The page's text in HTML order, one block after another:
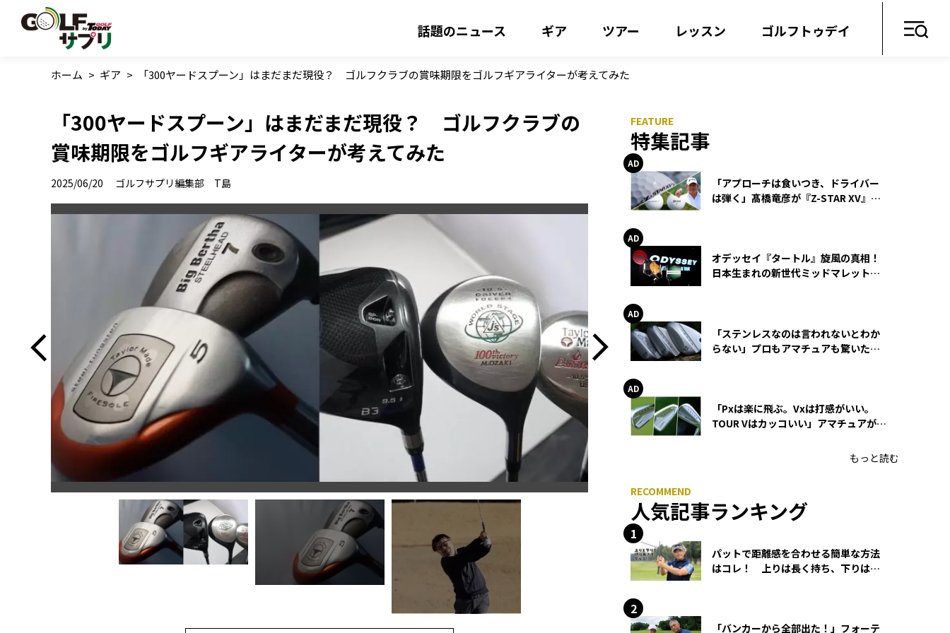
話題のニュース ギア ツアー レッスン ゴルフトゥデイ
ホーム > ギア > 「300ヤードスプーン」はまだまだ現役？ ゴルフクラブの賞味期限をゴルフギアライターが考えてみた
「300ヤードスプーン」はまだまだ現役？ ゴルフクラブの
賞味期限をゴルフギアライターが考えてみた
2025/06/20 ゴルフサプリ編集部 T島
特集記事
「アプローチは食いつき、ドライバー
は弾く」髙橋竜彦が『Z-STAR XV』を
オデッセイ『タートル』旋風の真相！
日本生まれの新世代ミッドマレットが
「ステンレスなのは言われないとわか
らない」プロもアマチュアも驚いた
「Pxは楽に飛ぶ。Vxは打感がいい。
TOUR Vはカッコいい」アマチュアが選
もっと読む
人気記事ランキング
パットで距離感を合わせる簡単な方法
はコレ！ 上りは長く持ち、下りは短
「バンカーから全部出た！」フォーテ